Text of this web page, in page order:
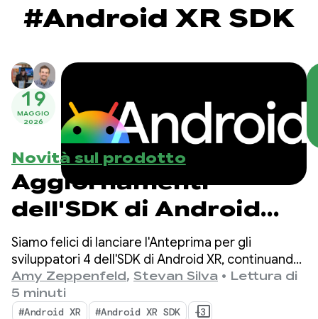
#Android XR SDK
19
MAGGIO
2026
Novità sul prodotto
Aggiornamenti
dell'SDK di Android
XR: introduzione
dell'Anteprima per gli
sviluppatori 4
Siamo felici di lanciare l'Anteprima per gli
sviluppatori 4 dell'SDK di Android XR, continuando
a concentrarci sull'unificazione dello sviluppo
cross-device per visori, occhiali XR con cavo e
occhiali intelligenti.
Amy Zeppenfeld, Stevan Silva • Lettura di
5 minuti
#Android XR #Android XR SDK +3